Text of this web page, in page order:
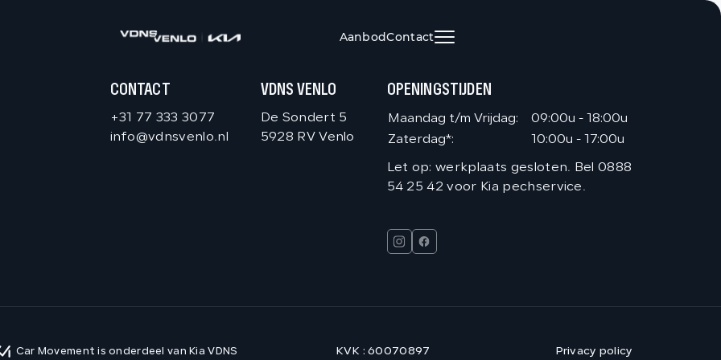
AanbodContact
HOME
AANBOD
DIENSTEN
OVER ONS
VERKOCHT
CONTACT
+31 77 333 3077
info@vdnsvenlo.nl
VDNS VENLO
De Sondert 5
5928 RV Venlo
OPENINGSTIJDEN
Maandag t/m Vrijdag:
09:00u - 18:00u
Zaterdag*:
10:00u - 17:00u
Let op: werkplaats gesloten. Bel 0888
54 25 42 voor Kia pechservice.
Car Movement is onderdeel van Kia VDNS KVK : 60070897 Privacy policy